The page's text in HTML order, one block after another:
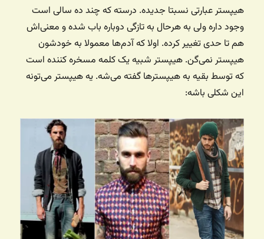
هیپستر عبارتی نسبتا جدیده. درسته که چند ده سالی است
وجود داره ولی به هرحال به تازگی دوباره باب شده و معنی‌اش
هم تا حدی تغییر کرده. اولا که آدم‌ها معمولا به خودشون
هیپستر نمی‌گن. هیپستر شبیه یک کلمه مسخره کننده است
که توسط بقیه به هیپسترها گفته می‌شه. یه هیپستر می‌تونه
این شکلی باشه: